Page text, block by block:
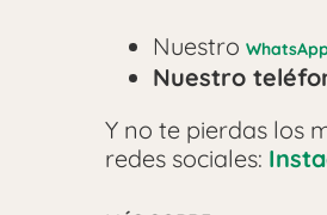
Nuestro
Nuestro
Y no te pierdas los
redes sociales: